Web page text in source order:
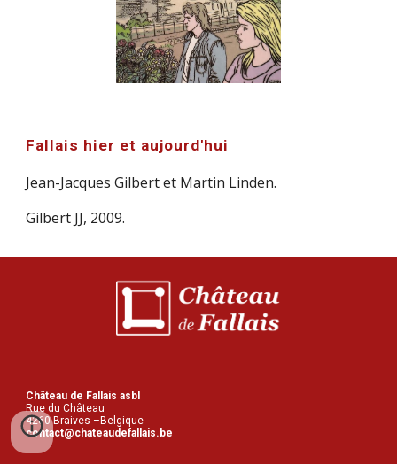
Fallais hier et aujourd'hui
Jean-Jacques Gilbert et Martin Linden.
Gilbert JJ, 2009.
Château de Fallais asbl
Rue du Château
4260 Braives –Belgique
contact@chateaudefallais.be